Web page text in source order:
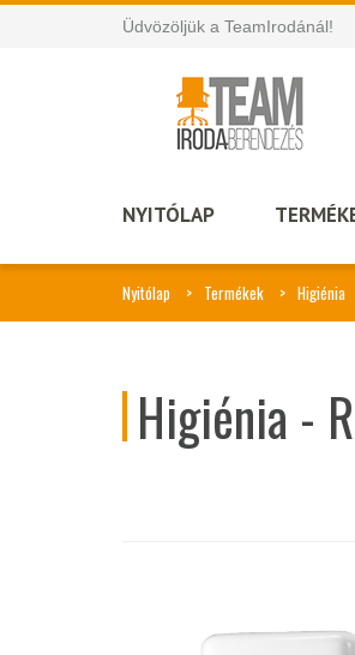
Üdvözöljük a TeamIrodánál!
NYITÓLAP
Nyitólap Termékek Higiénia
Higiénia -